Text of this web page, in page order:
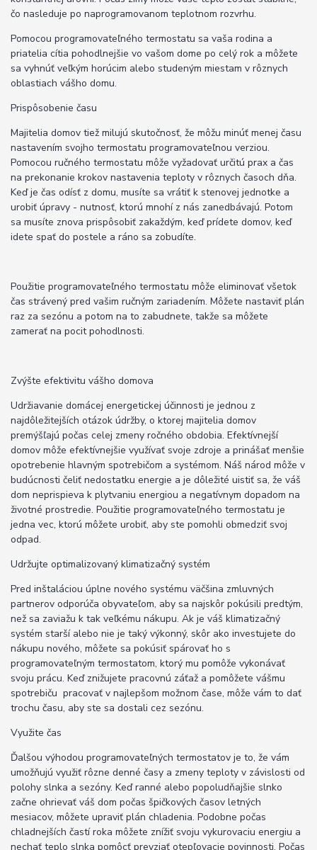
čo nasleduje po naprogramovanom teplotnom rozvrhu.
Pomocou programovateľného termostatu sa vaša rodina a
priatelia cítia pohodlnejšie vo vašom dome po celý rok a môžete
sa vyhnúť veľkým horúcim alebo studeným miestam v rôznych
oblastiach vášho domu.
Prispôsobenie času
Majitelia domov tiež milujú skutočnosť, že môžu minúť menej času
nastavením svojho termostatu programovateľnou verziou.
Pomocou ručného termostatu môže vyžadovať určitú prax a čas
na prekonanie krokov nastavenia teploty v rôznych časoch dňa.
Keď je čas odísť z domu, musíte sa vrátiť k stenovej jednotke a
urobiť úpravy - nutnosť, ktorú mnohí z nás zanedbávajú. Potom
sa musíte znova prispôsobiť zakaždým, keď prídete domov, keď
idete spať do postele a ráno sa zobudíte.
Použitie programovateľného termostatu môže eliminovať všetok
čas strávený pred vašim ručným zariadením. Môžete nastaviť plán
raz za sezónu a potom na to zabudnete, takže sa môžete
zamerať na pocit pohodlnosti.
Zvýšte efektivitu vášho domova
Udržiavanie domácej energetickej účinnosti je jednou z
najdôležitejších otázok údržby, o ktorej majitelia domov
premýšľajú počas celej zmeny ročného obdobia. Efektívnejší
domov môže efektívnejšie využívať svoje zdroje a prinášať menšie
opotrebenie hlavným spotrebičom a systémom. Náš národ môže v
budúcnosti čeliť nedostatku energie a je dôležité uistiť sa, že váš
dom neprispieva k plytvaniu energiou a negatívnym dopadom na
životné prostredie. Použitie programovateľného termostatu je
jedna vec, ktorú môžete urobiť, aby ste pomohli obmedziť svoj
odpad.
Udržujte optimalizovaný klimatizačný systém
Pred inštaláciou úplne nového systému väčšina zmluvných
partnerov odporúča obyvateľom, aby sa najskôr pokúsili predtým,
než sa zaviažu k tak veľkému nákupu. Ak je váš klimatizačný
systém starší alebo nie je taký výkonný, skôr ako investujete do
nákupu nového, môžete sa pokúsiť spárovať ho s
programovateľným termostatom, ktorý mu pomôže vykonávať
svoju prácu. Keď znižujete pracovnú záťaž a pomôžete vášmu
spotrebiču pracovať v najlepšom možnom čase, môže vám to dať
trochu času, aby ste sa dostali cez sezónu.
Využite čas
Ďalšou výhodou programovateľných termostatov je to, že vám
umožňujú využiť rôzne denné časy a zmeny teploty v závislosti od
polohy slnka a sezóny. Keď ranné alebo popoludňajšie slnko
začne ohrievať váš dom počas špičkových časov letných
mesiacov, môžete upraviť plán chladenia. Podobne počas
chladnejších častí roka môžete znížiť svoju vykurovaciu energiu a
nechať teplo slnka pomôcť prevziať otepľovacie povinnosti. Počas